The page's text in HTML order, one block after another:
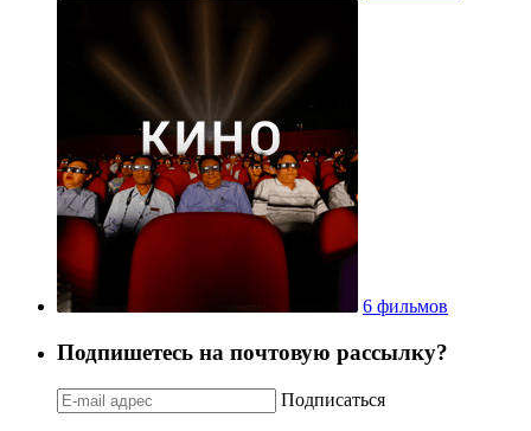
6 фильмов
Подпишетесь на почтовую рассылку?
Подписаться